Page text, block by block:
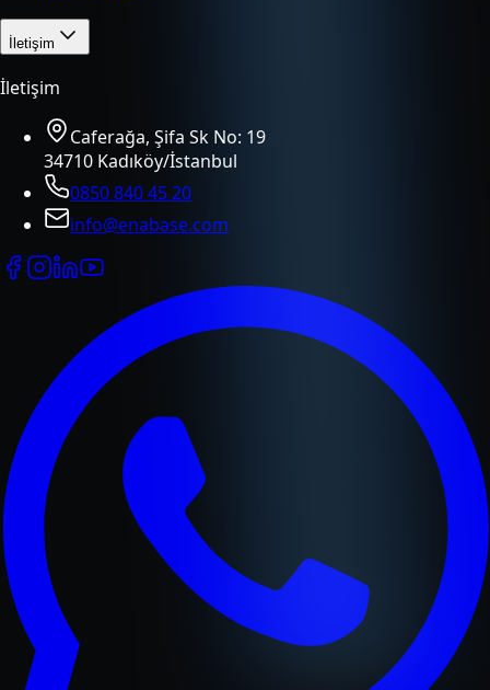
İletişim
İletişim
Caferağa, Şifa Sk No: 19
34710 Kadıköy/İstanbul
0850 840 45 20
info@enabase.com